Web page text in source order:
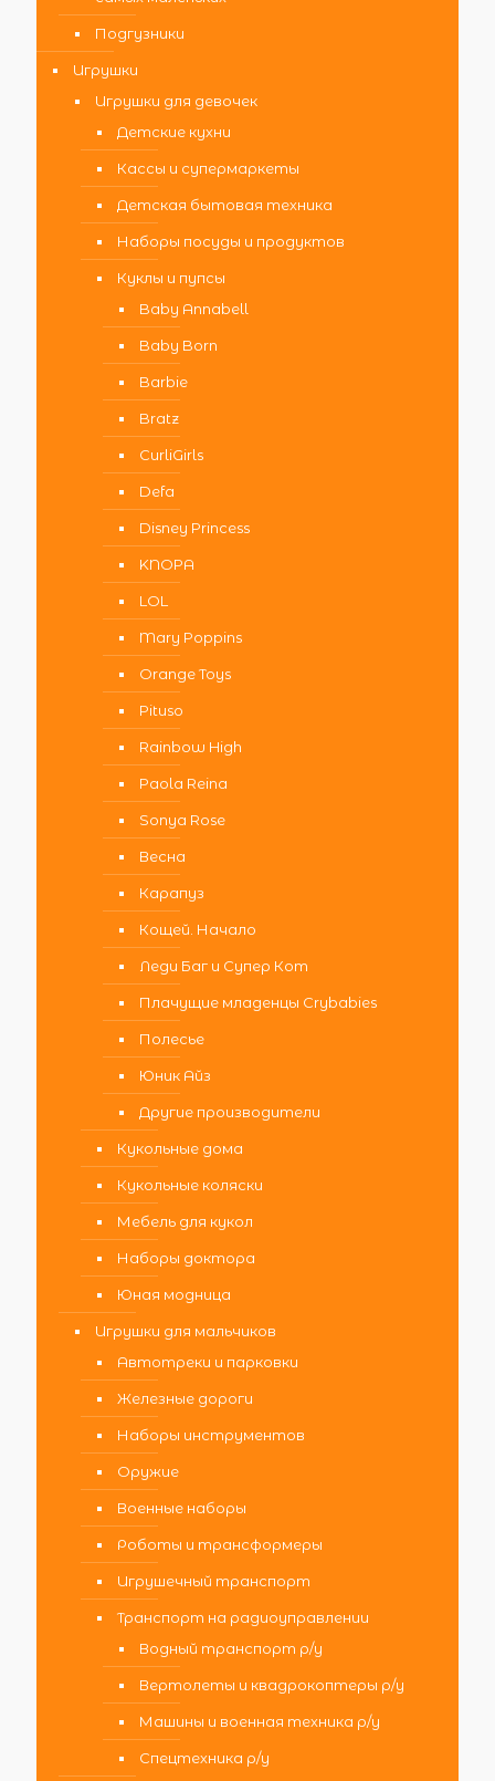
Подгузники
Игрушки
Игрушки для девочек
Детские кухни
Кассы и супермаркеты
Детская бытовая техника
Наборы посуды и продуктов
Куклы и пупсы
Baby Annabell
Baby Born
Barbie
Bratz
CurliGirls
Defa
Disney Princess
KNOPA
LOL
Mary Poppins
Orange Toys
Pituso
Rainbow High
Paola Reina
Sonya Rose
Весна
Карапуз
Кощей. Начало
Леди Баг и Супер Кот
Плачущие младенцы Crybabies
Полесье
Юник Айз
Другие производители
Кукольные дома
Кукольные коляски
Мебель для кукол
Наборы доктора
Юная модница
Игрушки для мальчиков
Автотреки и парковки
Железные дороги
Наборы инструментов
Оружие
Военные наборы
Роботы и трансформеры
Игрушечный транспорт
Транспорт на радиоуправлении
Водный транспорт р/у
Вертолеты и квадрокоптеры р/у
Машины и военная техника р/у
Спецтехника р/у